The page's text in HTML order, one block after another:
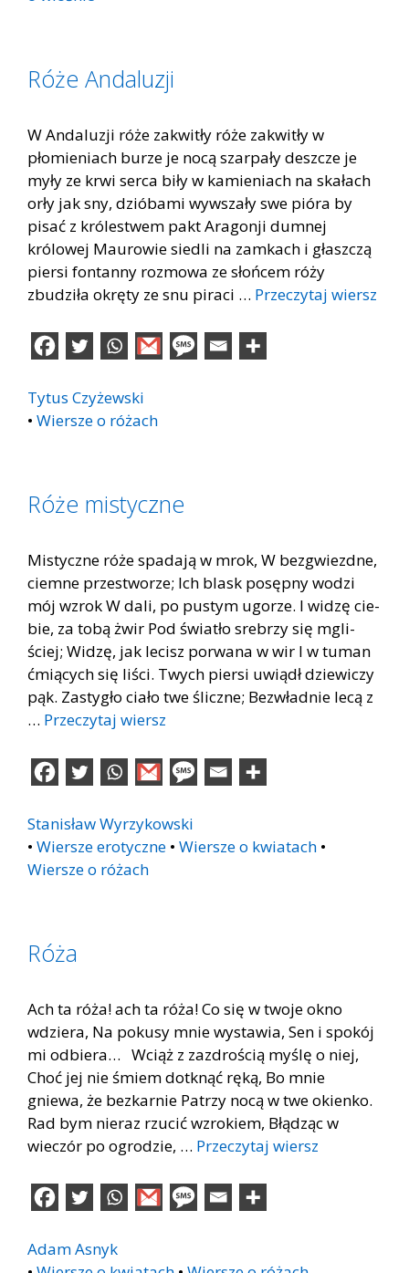
Róże Andaluzji
W Andaluzji róże zakwitły róże zakwitły w
płomieniach burze je nocą szarpały deszcze je
myły ze krwi serca biły w kamieniach na skałach
orły jak sny, dzióbami wywszały swe pióra by
pisać z królestwem pakt Aragonji dumnej
królowej Maurowie siedli na zamkach i głaszczą
piersi fontanny rozmowa ze słońcem róży
zbudziła okręty ze snu piraci … Przeczytaj wiersz
Tytus Czyżewski
• Wiersze o różach
Róże mistyczne
Mi­stycz­ne róże spa­da­ją w mrok, W bez­gwiezd­ne,
ciem­ne prze­stwo­rze; Ich blask po­sęp­ny wo­dzi
mój wzrok W dali, po pu­stym ugo­rze. I wi­dzę cie­
bie, za tobą żwir Pod świa­tło sre­brzy się mgli­
ściej; Wi­dzę, jak le­cisz po­rwa­na w wir I w tu­man
ćmią­cych się li­ści. Twych pier­si uwiądł dzie­wi­czy
pąk. Za­sty­gło cia­ło twe ślicz­ne; Bez­wład­nie lecą z
… Przeczytaj wiersz
Stanisław Wyrzykowski
• Wiersze erotyczne • Wiersze o kwiatach •
Wiersze o różach
Róża
Ach ta róża! ach ta róża! Co się w twoje okno
wdziera, Na pokusy mnie wystawia, Sen i spokój
mi odbiera… Wciąż z zazdrością myślę o niej,
Choć jej nie śmiem dotknąć ręką, Bo mnie
gniewa, że bezkarnie Patrzy nocą w twe okienko.
Rad bym nieraz rzucić wzrokiem, Błądząc w
wieczór po ogrodzie, … Przeczytaj wiersz
Adam Asnyk